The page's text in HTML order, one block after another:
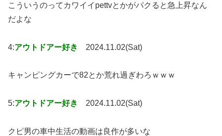
こういうのってカワイイpettvとかがパクると急上昇なん
だよな
4:アウトドアー好き 2024.11.02(Sat)
キャンピングカーで82とか荒れ過ぎわろｗｗｗ
5:アウトドアー好き 2024.11.02(Sat)
クピ男の車中生活の動画は良作が多いな